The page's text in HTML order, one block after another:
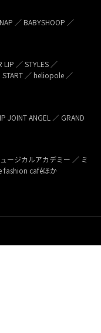
／ BABYSHOOP ／
LIP ／ STYLES ／
START ／ heliopole ／
JOINT ANGEL ／ GRAND
ージカルアカデミー ／ ミ
fashion caféほか